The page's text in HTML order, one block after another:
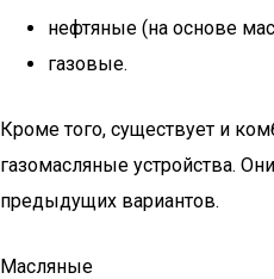
нефтяные (на основе
газовые.
Кроме того, существует и
газомасляные устройства.
предыдущих вариантов.
Масляные